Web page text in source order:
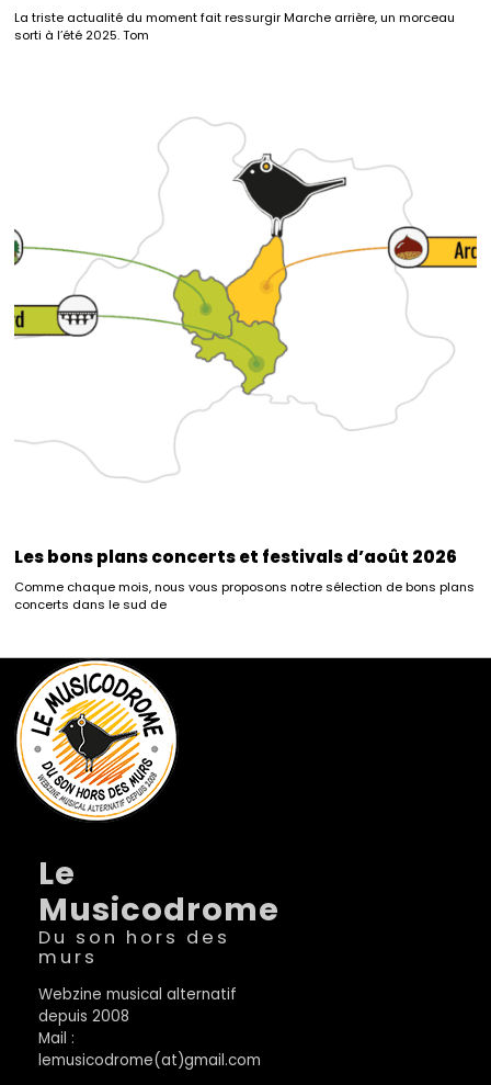
La triste actualité du moment fait ressurgir Marche arrière, un morceau
sorti à l’été 2025. Tom
Les bons plans concerts et festivals d’août 2026
Comme chaque mois, nous vous proposons notre sélection de bons plans
concerts dans le sud de
Le
Musicodrome
Du son hors des
murs
Webzine musical alternatif
depuis 2008
Mail :
lemusicodrome(at)gmail.com